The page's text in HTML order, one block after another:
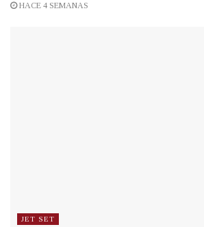
HACE 4 SEMANAS
JET SET